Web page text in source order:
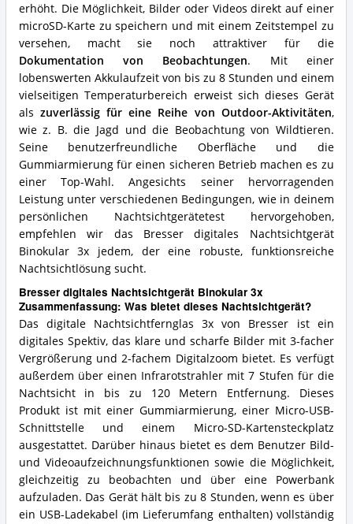
erhöht. Die Möglichkeit, Bilder oder Videos direkt auf einer
microSD-Karte zu speichern und mit einem Zeitstempel zu
versehen, macht sie noch attraktiver für die
Dokumentation von Beobachtungen. Mit einer
lobenswerten Akkulaufzeit von bis zu 8 Stunden und einem
vielseitigen Temperaturbereich erweist sich dieses Gerät
als zuverlässig für eine Reihe von Outdoor-Aktivitäten,
wie z. B. die Jagd und die Beobachtung von Wildtieren.
Seine benutzerfreundliche Oberfläche und die
Gummiarmierung für einen sicheren Betrieb machen es zu
einer Top-Wahl. Angesichts seiner hervorragenden
Leistung unter verschiedenen Bedingungen, wie in deinem
persönlichen Nachtsichtgerätetest hervorgehoben,
empfehlen wir das Bresser digitales Nachtsichtgerät
Binokular 3x jedem, der eine robuste, funktionsreiche
Nachtsichtlösung sucht.
Bresser digitales Nachtsichtgerät Binokular 3x
Zusammenfassung: Was bietet dieses Nachtsichtgerät?
Das digitale Nachtsichtfernglas 3x von Bresser ist ein
digitales Spektiv, das klare und scharfe Bilder mit 3-facher
Vergrößerung und 2-fachem Digitalzoom bietet. Es verfügt
außerdem über einen Infrarotstrahler mit 7 Stufen für die
Nachtsicht in bis zu 120 Metern Entfernung. Dieses
Produkt ist mit einer Gummiarmierung, einer Micro-USB-
Schnittstelle und einem Micro-SD-Kartensteckplatz
ausgestattet. Darüber hinaus bietet es dem Benutzer Bild-
und Videoaufzeichnungsfunktionen sowie die Möglichkeit,
gleichzeitig zu beobachten und über eine Powerbank
aufzuladen. Das Gerät hält bis zu 8 Stunden, wenn es über
ein USB-Ladekabel (im Lieferumfang enthalten) vollständig